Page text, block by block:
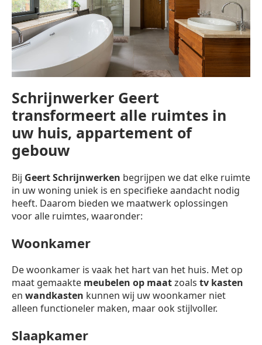
Schrijnwerker Geert
transformeert alle ruimtes in
uw huis, appartement of
gebouw
Bij Geert Schrijnwerken begrijpen we dat elke ruimte
in uw woning uniek is en specifieke aandacht nodig
heeft. Daarom bieden we maatwerk oplossingen
voor alle ruimtes, waaronder:
Woonkamer
De woonkamer is vaak het hart van het huis. Met op
maat gemaakte meubelen op maatzoals tv kasten
en wandkasten kunnen wij uw woonkamer niet
alleen functioneler maken, maar ook stijlvoller.
Slaapkamer